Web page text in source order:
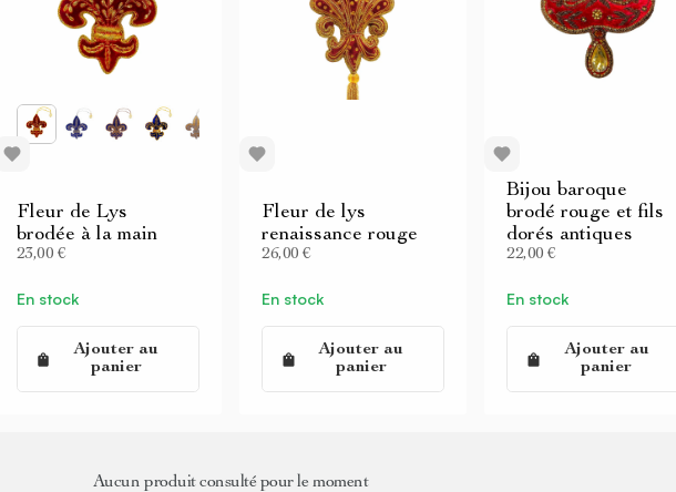
Fleur de Lys
brodée à la main
23,00 €
En stock
Ajouter au
panier
Fleur de lys
renaissance rouge
26,00 €
En stock
Ajouter au
panier
Bijou baroque
brodé rouge et fils
dorés antiques
22,00 €
En stock
Ajouter au
panier
Aucun produit consulté pour le moment